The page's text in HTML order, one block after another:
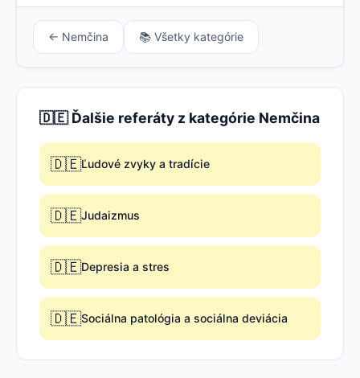
← Nemčina 📚 Všetky kategórie
🇩🇪 Ďalšie referáty z kategórie Nemčina
🇩🇪Ľudové zvyky a tradície
🇩🇪Judaizmus
🇩🇪Depresia a stres
🇩🇪Sociálna patológia a sociálna deviácia